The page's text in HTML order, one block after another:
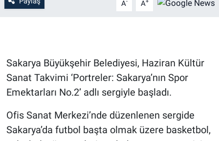
A A
Sakarya Büyükşehir Belediyesi, Haziran Kültür
Sanat Takvimi ‘Portreler: Sakarya’nın Spor
Emektarları No.2’ adlı sergiyle başladı.
Ofis Sanat Merkezi’nde düzenlenen sergide
Sakarya’da futbol başta olmak üzere basketbol,